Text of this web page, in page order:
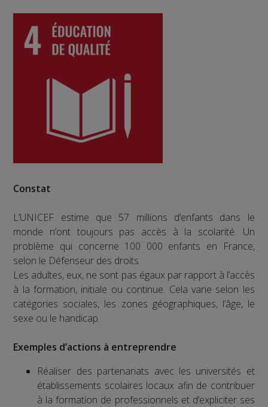
Constat
L’UNICEF estime que 57 millions d’enfants dans le
monde n’ont toujours pas accès à la scolarité. Un
problème qui concerne 100 000 enfants en France,
selon le Défenseur des droits.
Les adultes, eux, ne sont pas égaux par rapport à l’accès
à la formation, initiale ou continue. Cela varie selon les
catégories sociales, les zones géographiques, l’âge, le
sexe ou le handicap.
Exemples d’actions à entreprendre
Réaliser des partenariats avec les universités et
établissements scolaires locaux afin de contribuer
à la formation de professionnels et d’expliciter ses